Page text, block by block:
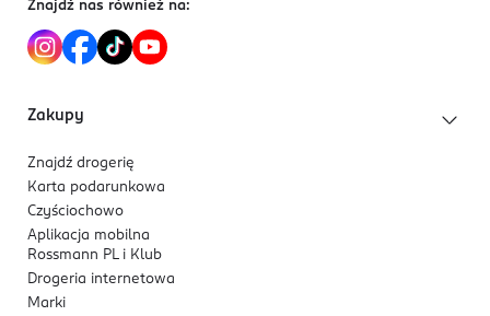
Znajdź nas również na:
Zakupy
Znajdź drogerię
Karta podarunkowa
Czyściochowo
Aplikacja mobilna
Rossmann PL i Klub
Drogeria internetowa
Marki